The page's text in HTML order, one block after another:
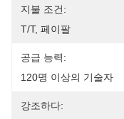
지불 조건:
T/T, 페이팔
공급 능력:
120명 이상의 기술자
강조하다: